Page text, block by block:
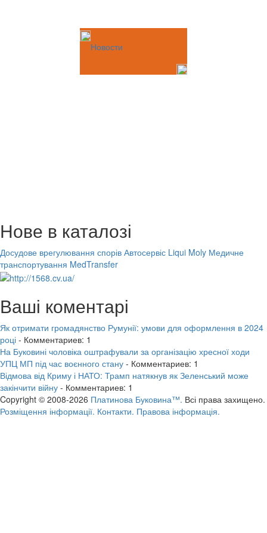
Новости
Нове в каталозі
Досудове врегулювання спорів Автосервіс Liqui Moly Медичне
транспортування MedTransfer
Ваші коментарі
Як отримати громадянство Румунії: умови для оформлення в 2024
році - Комментариев: 1
На Буковині чоловіка оштрафували за організацію хресної ходи
УПЦ МП під час воєнного стану - Комментариев: 1
Відмова від Криму і НАТО: Трамп натякнув як Зеленський може
закінчити війну - Комментариев: 1
Copyright © 2008-2026 Платинова Буковина™. Всі права захищено.
Розміщення інформації. Контакти. Правова інформація.